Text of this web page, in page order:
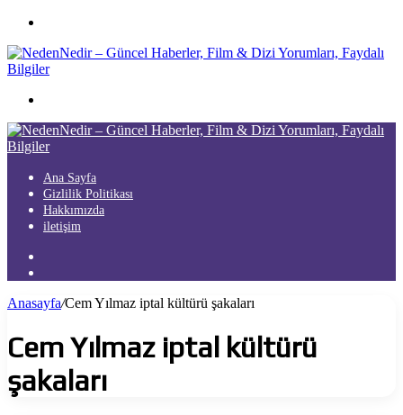
...
Ana Sayfa
Gizlilik Politikası
Hakkımızda
iletişim
...
Anasayfa/Cem Yılmaz iptal kültürü şakaları
Cem Yılmaz iptal kültürü
şakaları